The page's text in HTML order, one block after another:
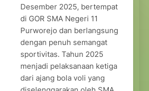
Desember 2025, bertempat
di GOR SMA Negeri 11
Purworejo dan berlangsung
dengan penuh semangat
sportivitas. Tahun 2025
menjadi pelaksanaan ketiga
dari ajang bola voli yang